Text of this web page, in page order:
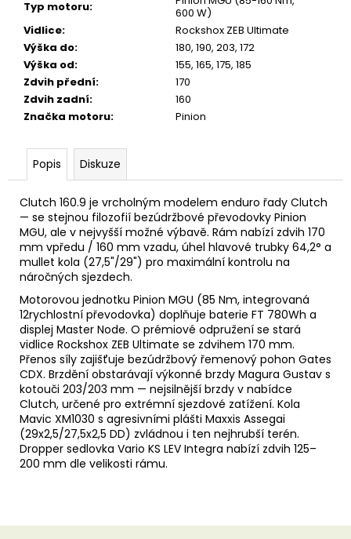
Typ motoru:
600 W)
Vidlice:
Rockshox ZEB Ultimate
Výška do:
180, 190, 203, 172
Výška od:
155, 165, 175, 185
Zdvih přední:
170
Zdvih zadní:
160
Značka motoru: Pinion
Popis Diskuze
Clutch 160.9 je vrcholným modelem enduro řady Clutch
— se stejnou filozofií bezúdržbové převodovky Pinion
MGU, ale v nejvyšší možné výbavě. Rám nabízí zdvih 170
mm vpředu / 160 mm vzadu, úhel hlavové trubky 64,2° a
mullet kola (27,5"/29") pro maximální kontrolu na
náročných sjezdech.
Motorovou jednotku Pinion MGU (85 Nm, integrovaná
12rychlostní převodovka) doplňuje baterie FT 780Wh a
displej Master Node. O prémiové odpružení se stará
vidlice Rockshox ZEB Ultimate se zdvihem 170 mm.
Přenos síly zajišťuje bezúdržbový řemenový pohon Gates
CDX. Brzdění obstarávají výkonné brzdy Magura Gustav s
kotouči 203/203 mm — nejsilnější brzdy v nabídce
Clutch, určené pro extrémní sjezdové zatížení. Kola
Mavic XM1030 s agresivními plášti Maxxis Assegai
(29x2,5/27,5x2,5 DD) zvládnou i ten nejhrubší terén.
Dropper sedlovka Vario KS LEV Integra nabízí zdvih 125–
200 mm dle velikosti rámu.